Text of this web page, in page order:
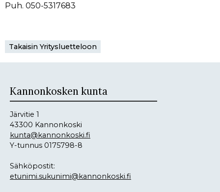
Puh. 050-5317683
Takaisin Yritysluetteloon
Kannonkosken kunta
Järvitie 1
43300 Kannonkoski
kunta@kannonkoski.fi
Y-tunnus 0175798-8
Sähköpostit:
etunimi.sukunimi@kannonkoski.fi